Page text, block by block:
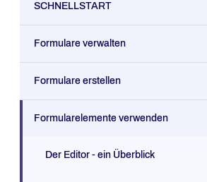
SCHNELLSTART
Formulare verwalten
Formulare erstellen
Formularelemente verwenden
Der Editor - ein Überblick